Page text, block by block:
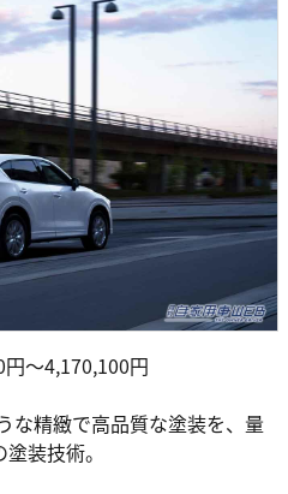
～4,170,100円
な精緻で高品質な塗装を、量
装技術。